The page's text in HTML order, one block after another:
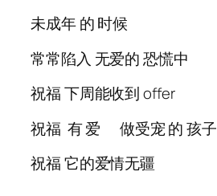
未成年 的 时候
常常陷入 无爱的 恐慌中
祝福 下周能收到 offer
祝福 有 爱 做受宠 的 孩子
祝福 它的爱情无疆